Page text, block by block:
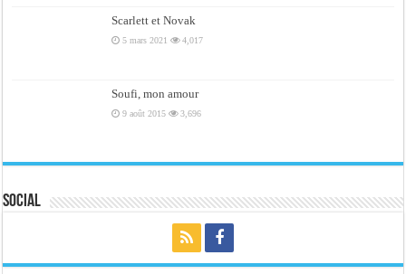
Scarlett et Novak
5 mars 2021 4,017
Soufi, mon amour
9 août 2015 3,696
Social